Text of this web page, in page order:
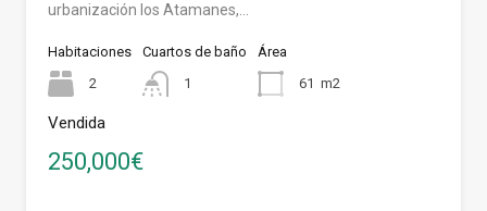
urbanización los Atamanes,…
Habitaciones
2
Cuartos de baño
1
Área
61 m2
Vendida
250,000€